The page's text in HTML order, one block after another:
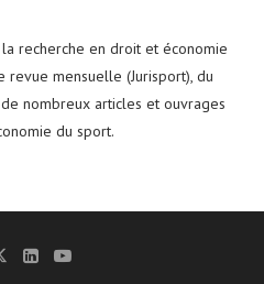
recherche en droit et économie
mensuelle (Jurisport), du
nombreux articles et ouvrages
du sport.